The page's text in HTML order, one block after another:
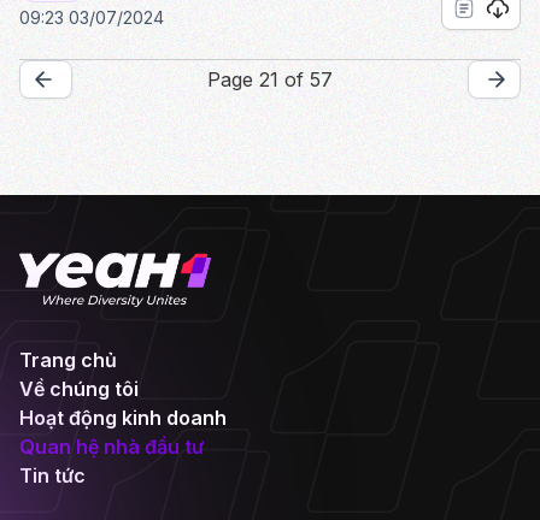
09:23 03/07/2024
Page 21 of 57
Trang chủ
Về chúng tôi
Hoạt động kinh doanh
Quan hệ nhà đầu tư
Tin tức